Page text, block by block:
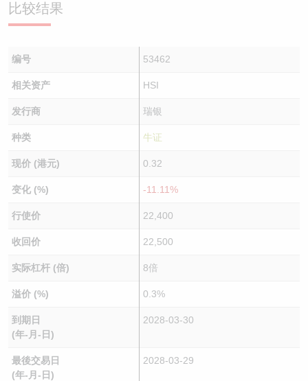
比较结果
编号 53462
相关资产 HSI
发行商 瑞银
种类 牛证
现价 (港元) 0.32
变化 (%) -11.11%
行使价 22,400
收回价 22,500
实际杠杆 (倍) 8倍
溢价 (%) 0.3%
到期日
(年-月-日)
2028-03-30
最後交易日
(年-月-日)
2028-03-29